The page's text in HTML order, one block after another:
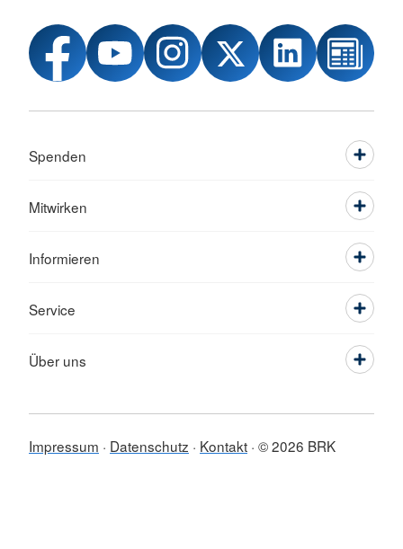
Spenden
Mitwirken
Informieren
Service
Über uns
Impressum Datenschutz Kontakt © 2026 BRK